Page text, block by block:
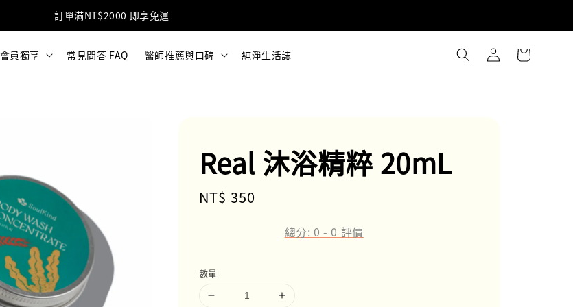
加入LINE好友 獲得免運優惠碼(點擊加入)
會員獨享 常見問答 FAQ 醫師推薦與口碑 純淨生活誌
Real 沐浴精粹 20mL
Regular
NT$ 350
總分: 0 - 0 評價
數量